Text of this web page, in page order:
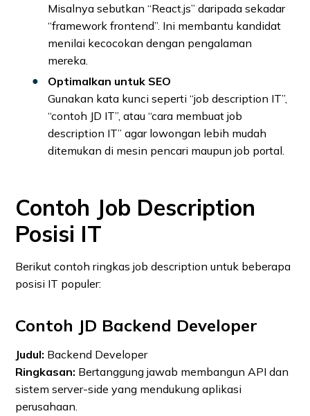
Misalnya sebutkan “React.js” daripada sekadar
“framework frontend”. Ini membantu kandidat
menilai kecocokan dengan pengalaman
mereka.
Optimalkan untuk SEO
Gunakan kata kunci seperti “job description IT”,
“contoh JD IT”, atau “cara membuat job
description IT” agar lowongan lebih mudah
ditemukan di mesin pencari maupun job portal.
Contoh Job Description
Posisi IT
Berikut contoh ringkas job description untuk beberapa
posisi IT populer:
Contoh JD Backend Developer
Judul: Backend Developer
Ringkasan: Bertanggung jawab membangun API dan
sistem server-side yang mendukung aplikasi
perusahaan.